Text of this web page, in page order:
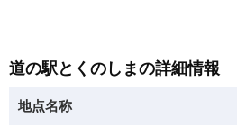
道の駅とくのしまの詳細情報
地点名称